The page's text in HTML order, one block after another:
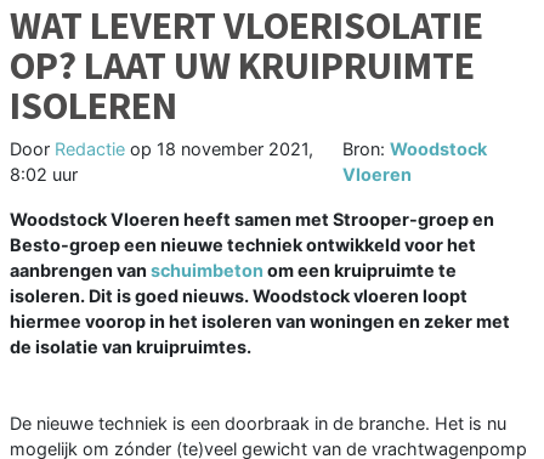
WAT LEVERT VLOERISOLATIE
OP? LAAT UW KRUIPRUIMTE
ISOLEREN
Door Redactie op 18 november 2021,
8:02 uur
Bron: Woodstock
Vloeren
Woodstock Vloeren heeft samen met Strooper-groep en
Besto-groep een nieuwe techniek ontwikkeld voor het
aanbrengen van schuimbeton om een kruipruimte te
isoleren. Dit is goed nieuws. Woodstock vloeren loopt
hiermee voorop in het isoleren van woningen en zeker met
de isolatie van kruipruimtes.
De nieuwe techniek is een doorbraak in de branche. Het is nu
mogelijk om zónder (te)veel gewicht van de vrachtwagenpomp